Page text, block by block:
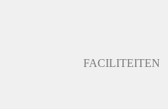
FACILITEITEN